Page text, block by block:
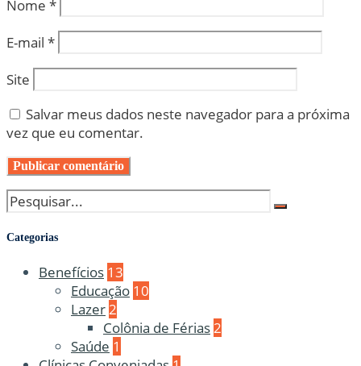
Nome *
E-mail *
Site
Salvar meus dados neste navegador para a próxima
vez que eu comentar.
Categorias
Benefícios 13
Educação 10
Lazer2
Colônia de Férias2
Saúde 1